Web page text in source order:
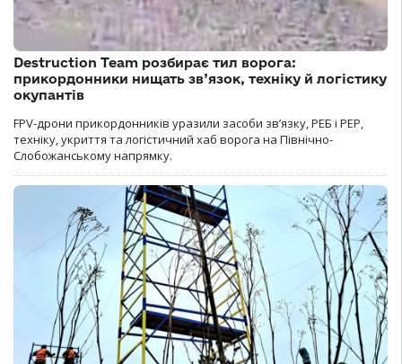
Destruction Team розбирає тил ворога:
прикордонники нищать зв’язок, техніку й логістику
окупантів
FPV-дрони прикордонників уразили засоби зв’язку, РЕБ і РЕР,
техніку, укриття та логістичний хаб ворога на Північно-
Слобожанському напрямку.